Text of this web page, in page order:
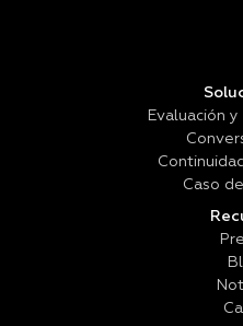
Evaluación
Caso